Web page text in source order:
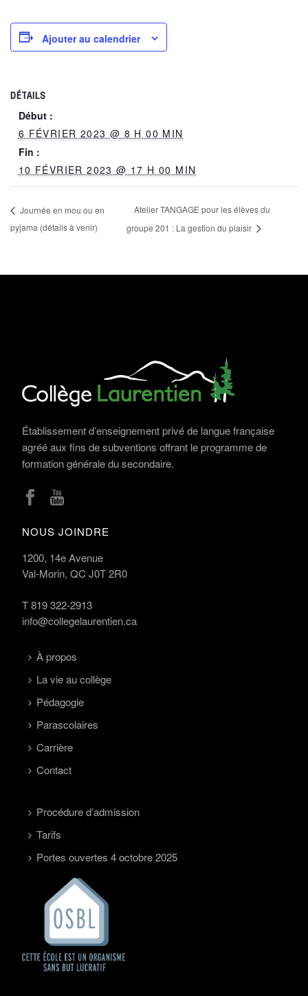
Ajouter au calendrier
DÉTAILS
Début :
6 FÉVRIER 2023 @ 8 H 00 MIN
Fin :
10 FÉVRIER 2023 @ 17 H 00 MIN
Journée en mou ou en
pyjama (détails à venir)
Atelier TANGAGE pour les élèves du
groupe 201 : La gestion du plaisir
Établissement d’enseignement privé de langue française
agréé aux fins de subventions offrant le programme de
formation générale du secondaire.
NOUS JOINDRE
1200, 14e Avenue
Val-Morin, QC J0T 2R0
T819 322-2913
info@collegelaurentien.ca
À propos
La vie au collège
Pédagogie
Parascolaires
Carrière
Contact
Procédure d’admission
Tarifs
Portes ouvertes 4 octobre 2025